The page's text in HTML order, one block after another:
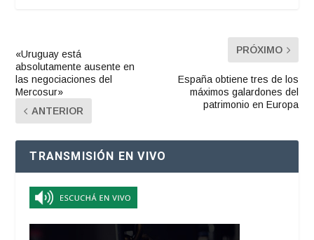
«Uruguay está
absolutamente ausente en
las negociaciones del
Mercosur»
ANTERIOR
PRÓXIMO
España obtiene tres de los
máximos galardones del
patrimonio en Europa
TRANSMISIÓN EN VIVO